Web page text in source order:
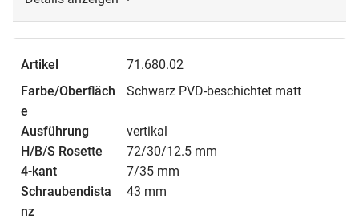
71.680.02
Schwarz PVD-beschichtet matt
vertikal
72/30/12.5 mm
7/35 mm
43 mm